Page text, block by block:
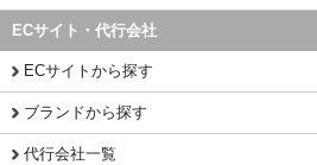
ECサイト・代行会社
ECサイトから探す
ブランドから探す
代行会社一覧